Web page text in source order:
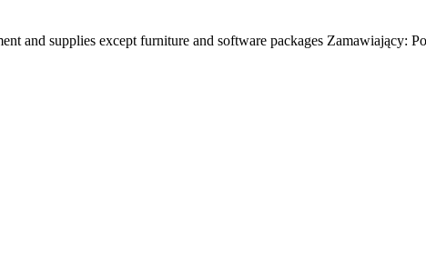
and supplies except furniture and software packages